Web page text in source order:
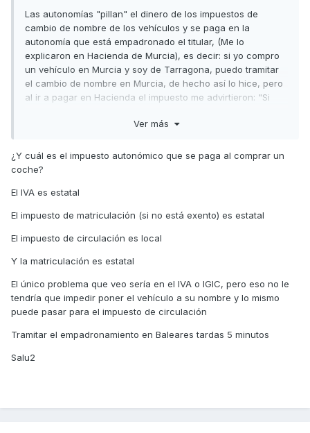
Las autonomías "pillan" el dinero de los impuestos de
cambio de nombre de los vehículos y se paga en la
autonomía que está empadronado el titular, (Me lo
explicaron en Hacienda de Murcia), es decir: si yo compro
un vehículo en Murcia y soy de Tarragona, puedo tramitar
el cambio de nombre en Murcia, de hecho así lo hice, pero
al ir a pagar en Hacienda el impuesto me advirtieron: "Si
Tarragona tiene que volver a pagar el impuesto allí, y
dieron en Tráfico un documento que me habilitaba como
comprador del vehículo a falta de realizar la gestión en
estando empadronado en Canarias no podía hacer el
Ver más
¿Y cuál es el impuesto autonómico que se paga al comprar un
coche?
El IVA es estatal
El impuesto de matriculación (si no está exento) es estatal
El impuesto de circulación es local
Y la matriculación es estatal
El único problema que veo sería en el IVA o IGIC, pero eso no le
tendría que impedir poner el vehículo a su nombre y lo mismo
puede pasar para el impuesto de circulación
Tramitar el empadronamiento en Baleares tardas 5 minutos
Salu2